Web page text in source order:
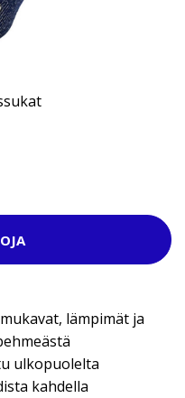
lämpimät ja
ulkopuolelta
kahdella